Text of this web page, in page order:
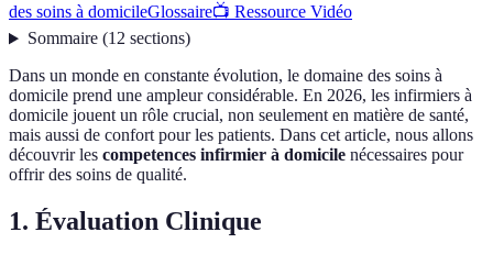
des soins à domicileGlossaire📺 Ressource Vidéo
Sommaire(12 sections)
Dans un monde en constante évolution, le domaine des soins à
domicile prend une ampleur considérable. En 2026, les infirmiers à
domicile jouent un rôle crucial, non seulement en matière de santé,
mais aussi de confort pour les patients. Dans cet article, nous allons
découvrir les competences infirmier à domicile nécessaires pour
offrir des soins de qualité.
1. Évaluation Clinique